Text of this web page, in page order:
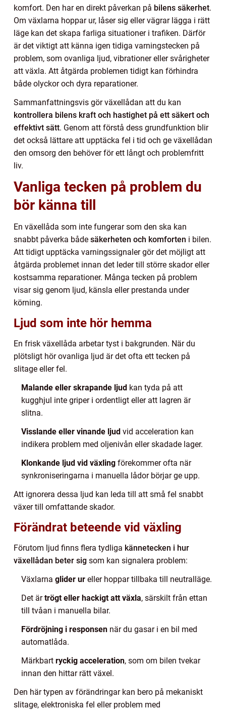
komfort. Den har en direkt påverkan på bilens säkerhet.
Om växlarna hoppar ur, låser sig eller vägrar lägga i rätt
läge kan det skapa farliga situationer i trafiken. Därför
är det viktigt att känna igen tidiga varningstecken på
problem, som ovanliga ljud, vibrationer eller svårigheter
att växla. Att åtgärda problemen tidigt kan förhindra
både olyckor och dyra reparationer.
Sammanfattningsvis gör växellådan att du kan
kontrollera bilens kraft och hastighet på ett säkert och
effektivt sätt. Genom att förstå dess grundfunktion blir
det också lättare att upptäcka fel i tid och ge växellådan
den omsorg den behöver för ett långt och problemfritt
liv.
Vanliga tecken på problem du
bör känna till
En växellåda som inte fungerar som den ska kan
snabbt påverka både säkerheten och komforten i bilen.
Att tidigt upptäcka varningssignaler gör det möjligt att
åtgärda problemet innan det leder till större skador eller
kostsamma reparationer. Många tecken på problem
visar sig genom ljud, känsla eller prestanda under
körning.
Ljud som inte hör hemma
En frisk växellåda arbetar tyst i bakgrunden. När du
plötsligt hör ovanliga ljud är det ofta ett tecken på
slitage eller fel.
Malande eller skrapande ljud kan tyda på att
kugghjul inte griper i ordentligt eller att lagren är
slitna.
Visslande eller vinande ljud vid acceleration kan
indikera problem med oljenivån eller skadade lager.
Klonkande ljud vid växling förekommer ofta när
synkroniseringarna i manuella lådor börjar ge upp.
Att ignorera dessa ljud kan leda till att små fel snabbt
växer till omfattande skador.
Förändrat beteende vid växling
Förutom ljud finns flera tydliga kännetecken i hur
växellådan beter sig som kan signalera problem:
Växlarna glider ur eller hoppar tillbaka till neutralläge.
Det ärtrögt eller hackigt att växla, särskilt från ettan
till tvåan i manuella bilar.
Fördröjning i responsen när du gasar i en bil med
automatlåda.
Märkbart ryckig acceleration, som om bilen tvekar
innan den hittar rätt växel.
Den här typen av förändringar kan bero på mekaniskt
slitage, elektroniska fel eller problem med